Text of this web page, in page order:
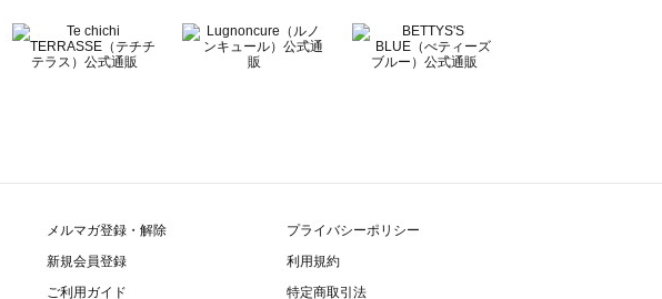
メルマガ登録・解除
新規会員登録
ご利用ガイド
プライバシーポリシー
利用規約
特定商取引法